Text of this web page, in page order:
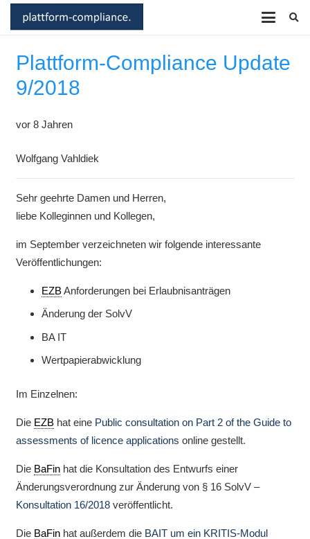
Plattform-Compliance Update
9/2018
vor 8 Jahren
Wolfgang Vahldiek
Sehr geehrte Damen und Herren,
liebe Kolleginnen und Kollegen,
im September verzeichneten wir folgende interessante
Veröffentlichungen:
EZBAnforderungen bei Erlaubnisanträgen
Änderung der SolvV
BA IT
Wertpapierabwicklung
Im Einzelnen:
Die EZBhat eine Public consultation on Part 2 of the Guide to
assessments of licence applications online gestellt.
Die BaFinhat die Konsultation des Entwurfs einer
Änderungsverordnung zur Änderung von § 16 SolvV –
Konsultation 16/2018veröffentlicht.
Die BaFinhat außerdem die BAIT um ein KRITIS-Modul